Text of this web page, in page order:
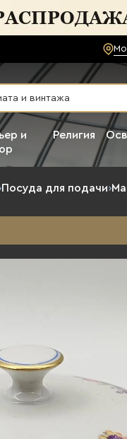
и
Религия
Посуда для подачи›